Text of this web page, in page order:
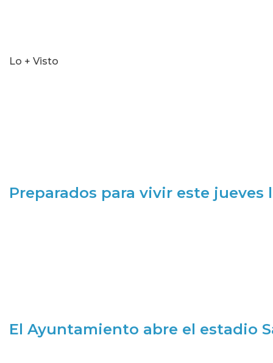
Lo + Visto
Preparados para vivir este jueves
El Ayuntamiento abre el estadio